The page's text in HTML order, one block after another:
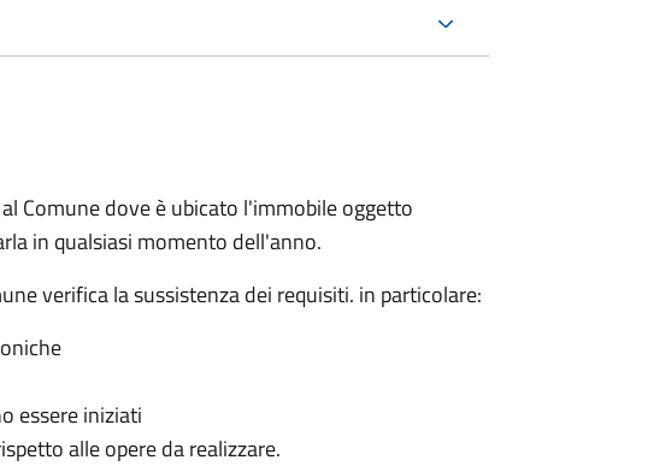
Comune dove è ubicato l'immobile oggetto
in qualsiasi momento dell'anno.
verifica la sussistenza dei requisiti. in particolare:
essere iniziati
alle opere da realizzare.